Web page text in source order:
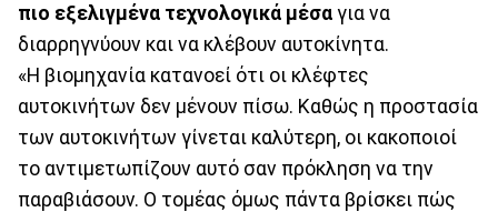
πιο εξελιγμένα τεχνολογικά μέσα για να
διαρρηγνύουν και να κλέβουν αυτοκίνητα.
«Η βιομηχανία κατανοεί ότι οι κλέφτες
αυτοκινήτων δεν μένουν πίσω. Καθώς η προστασία
των αυτοκινήτων γίνεται καλύτερη, οι κακοποιοί
το αντιμετωπίζουν αυτό σαν πρόκληση να την
παραβιάσουν. Ο τομέας όμως πάντα βρίσκει πώς